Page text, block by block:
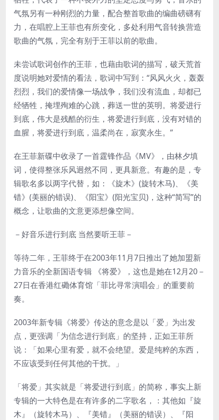
气氛另有一种刚烈的力量，配合整首歌曲的编曲磅礴有
力，在唱腔上王菲也有所变化，多处利用气音转换营造
歌曲的气氛，完全有别于王菲以前的歌曲。
未尝试歌词创作的王菲，也藉由歌词的描写，破天荒首
度说明她对爱情的看法，歌词中写到：“风风火火，轰轰
烈烈，我们的爱情像一场战争，我们没有流血，却都已
经牺牲，掩埋殉难的心跳，葬送一世的英明。将爱进行
到底，伟大是残酷的衍生，将爱进行到底，没有对错的
血腥，将爱进行到底，温柔尚在，寂寞永生。”
在王菲新碟中收录了一首霆锋作品《MV》，由林夕填
词，使得整张乐风迥然不同，更具新意。有趣的是，专
辑歌名多以两字代替，如：《旋木》(旋转木马)、《美
错》(美丽的错误)、《阳宝》(阳光宝贝)，这种“简写”的
概念，让歌曲的文意更添想像空间。
－好音乐进行到底 当然要听王菲－
等待二年，王菲终于在2003年11月7日推出了她加盟新
力音乐的全新国语专辑 《将爱》，这也是她在12月20－
27日在香港红磡体育馆「菲比寻常演唱会」的重要前
奏。
2003年新专辑《将爱》传达的意念是以「爱」为出发
点，更强调「为信念进行到底」的坚持，正如王菲所
说：「如果心里有爱，就不会绝望。爱是纯粹的东西，
不应该受到任何其他的干扰。」
「将爱」其实就是「将爱进行到底」的简称，事实上新
专辑的一大特色是在有许多的二字歌名，：其他如『旋
木』（旋转木马）、『美错』（美丽的错误）、『阳